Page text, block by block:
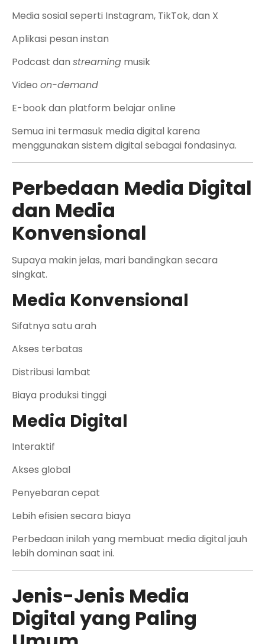
Media sosial seperti Instagram, TikTok, dan X
Aplikasi pesan instan
Podcast dan streaming musik
Video on-demand
E-book dan platform belajar online
Semua ini termasuk media digital karena
menggunakan sistem digital sebagai fondasinya.
Perbedaan Media Digital
dan Media
Konvensional
Supaya makin jelas, mari bandingkan secara
singkat.
Media Konvensional
Sifatnya satu arah
Akses terbatas
Distribusi lambat
Biaya produksi tinggi
Media Digital
Interaktif
Akses global
Penyebaran cepat
Lebih efisien secara biaya
Perbedaan inilah yang membuat media digital jauh
lebih dominan saat ini.
Jenis-Jenis Media
Digital yang Paling